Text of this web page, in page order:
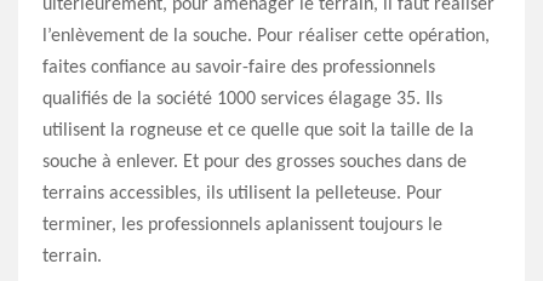
ultérieurement, pour aménager le terrain, il faut réaliser
l’enlèvement de la souche. Pour réaliser cette opération,
faites confiance au savoir-faire des professionnels
qualifiés de la société 1000 services élagage 35. Ils
utilisent la rogneuse et ce quelle que soit la taille de la
souche à enlever. Et pour des grosses souches dans de
terrains accessibles, ils utilisent la pelleteuse. Pour
terminer, les professionnels aplanissent toujours le
terrain.